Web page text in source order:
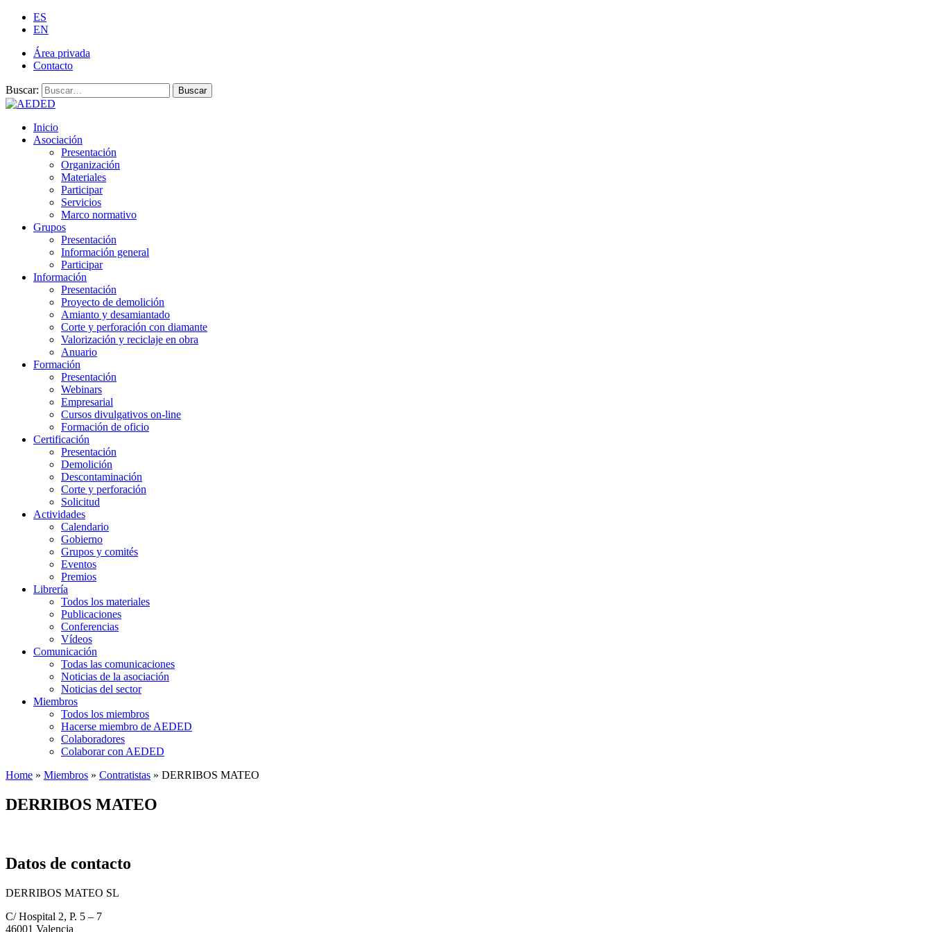
ES
EN
Área privada
Contacto
Buscar: Buscar
Inicio
Asociación
Presentación
Organización
Materiales
Participar
Servicios
Marco normativo
Grupos
Presentación
Información general
Participar
Información
Presentación
Proyecto de demolición
Amianto y desamiantado
Corte y perforación con diamante
Valorización y reciclaje en obra
Anuario
Formación
Presentación
Webinars
Empresarial
Cursos divulgativos on-line
Formación de oficio
Certificación
Presentación
Demolición
Descontaminación
Corte y perforación
Solicitud
Actividades
Calendario
Gobierno
Grupos y comités
Eventos
Premios
Librería
Todos los materiales
Publicaciones
Conferencias
Vídeos
Comunicación
Todas las comunicaciones
Noticias de la asociación
Noticias del sector
Miembros
Todos los miembros
Hacerse miembro de AEDED
Colaboradores
Colaborar con AEDED
Home » Miembros » Contratistas » DERRIBOS MATEO
DERRIBOS MATEO
Datos de contacto
DERRIBOS MATEO SL
C/ Hospital 2, P. 5 – 7
46001 Valencia